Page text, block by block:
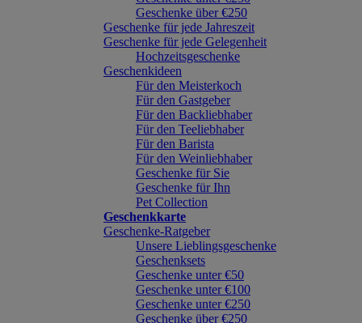
Geschenke über €250
Geschenke für jede Jahreszeit
Geschenke für jede Gelegenheit
Hochzeitsgeschenke
Geschenkideen
Für den Meisterkoch
Für den Gastgeber
Für den Backliebhaber
Für den Teeliebhaber
Für den Barista
Für den Weinliebhaber
Geschenke für Sie
Geschenke für Ihn
Pet Collection
Geschenkkarte
Geschenke-Ratgeber
Unsere Lieblingsgeschenke
Geschenksets
Geschenke unter €50
Geschenke unter €100
Geschenke unter €250
Geschenke über €250